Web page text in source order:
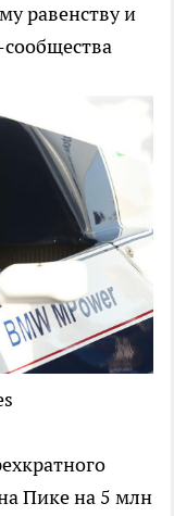
равенству и
Пике на 5 млн